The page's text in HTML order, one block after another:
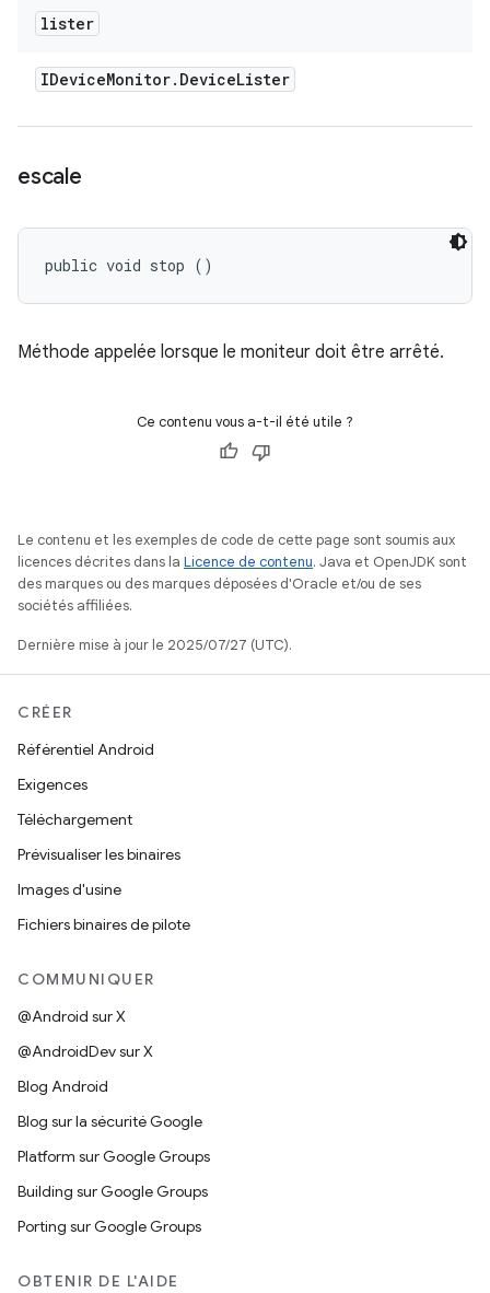
lister
IDeviceMonitor. DeviceLister
escale
public void stop ()
Méthode appelée lorsque le moniteur doit être arrêté.
Ce contenu vous a-t-il été utile ?
Le contenu et les exemples de code de cette page sont soumis aux
licences décrites dans la Licence de contenu. Java et OpenJDK sont
des marques ou des marques déposées d'Oracle et/ou de ses
sociétés affiliées.
Dernière mise à jour le 2025/07/27 (UTC).
CRÉER
Référentiel Android
Exigences
Téléchargement
Prévisualiser les binaires
Images d'usine
Fichiers binaires de pilote
COMMUNIQUER
@Android sur X
@AndroidDev sur X
Blog Android
Blog sur la sécurité Google
Platform sur Google Groups
Building sur Google Groups
Porting sur Google Groups
OBTENIR DE L'AIDE